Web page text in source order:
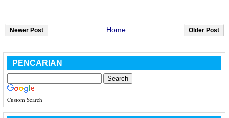
Newer Post Older Post
Home
PENCARIAN
Custom Search